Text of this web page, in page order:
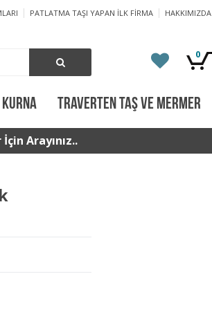
PATLATMA TAŞI YAPAN İLK FIRMA HAKKIMIZDA
0
TRAVERTEN TAŞ VE MERMER
Arayınız..